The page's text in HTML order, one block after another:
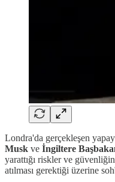
Londra'da gerçekleşen
Musk ve İngiltere
yarattığı riskler ve
atılması gerektiği üzerine